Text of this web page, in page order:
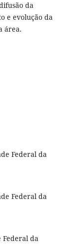
da
e evolução da
área.
Federal da
Federal da
Federal da